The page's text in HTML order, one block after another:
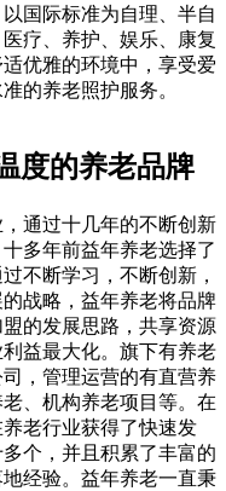
国际标准为自理、半自
疗、养护、娱乐、康复
优雅的环境中，享受爱
的养老照护服务。
度的养老品牌
通过十几年的不断创新
多年前益年养老选择了
不断学习，不断创新，
战略，益年养老将品牌
的发展思路，共享资源
益最大化。旗下有养老
，管理运营的有直营养
、机构养老项目等。在
老行业获得了快速发
个，并且积累了丰富的
经验。益年养老一直秉